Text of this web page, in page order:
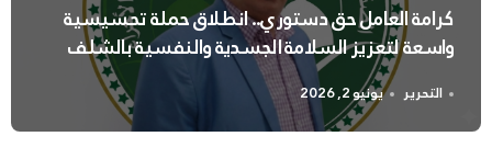
كرامة العامل حق دستوري.. انطلاق حملة تحسيسية
واسعة لتعزيز السلامة الجسدية والنفسية بالشلف
التحرير يونيو 2, 2026